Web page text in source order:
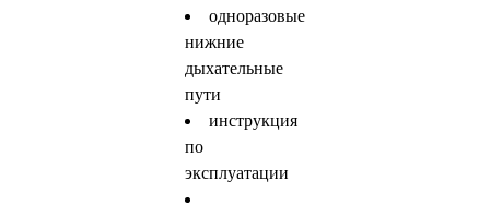
одноразовые
нижние
дыхательные
пути
инструкция
по
эксплуатации